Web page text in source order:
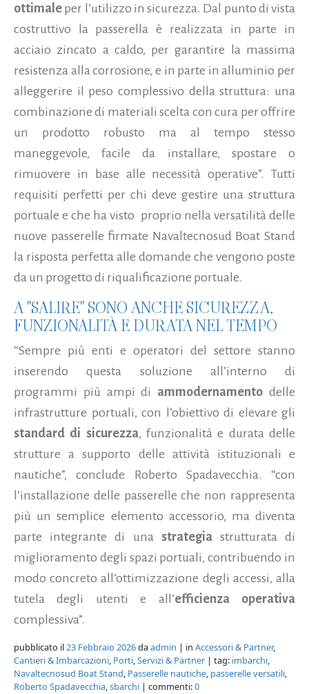
ottimale per l’utilizzo in sicurezza. Dal punto di vista
costruttivo la passerella è realizzata in parte in
acciaio zincato a caldo, per garantire la massima
resistenza alla corrosione, e in parte in alluminio per
alleggerire il peso complessivo della struttura: una
combinazione di materiali scelta con cura per offrire
un prodotto robusto ma al tempo stesso
maneggevole, facile da installare, spostare o
rimuovere in base alle necessità operative”. Tutti
requisiti perfetti per chi deve gestire una struttura
portuale e che ha visto proprio nella versatilità delle
nuove passerelle firmate Navaltecnosud Boat Stand
la risposta perfetta alle domande che vengono poste
da un progetto di riqualificazione portuale.
A "SALIRE" SONO ANCHE SICUREZZA,
FUNZIONALITÀ E DURATA NEL TEMPO
“Sempre più enti e operatori del settore stanno
inserendo questa soluzione all’interno di
programmi più ampi di ammodernamento delle
infrastrutture portuali, con l’obiettivo di elevare gli
standard di sicurezza, funzionalità e durata delle
strutture a supporto delle attività istituzionali e
nautiche”, conclude Roberto Spadavecchia. “con
l’installazione delle passerelle che non rappresenta
più un semplice elemento accessorio, ma diventa
parte integrante di una strategiastrutturata di
miglioramento degli spazi portuali, contribuendo in
modo concreto all’ottimizzazione degli accessi, alla
tutela degli utenti e all’efficienza operativa
complessiva”.
pubblicato il23 Febbraio 2026daadmin | in Accessori & Partner,
Cantieri & Imbarcazioni, Porti,Servizi & Partner | tag: imbarchi,
Navaltecnosud Boat Stand, Passerelle nautiche, passerelle versatili,
Roberto Spadavecchia,sbarchi | commenti:0